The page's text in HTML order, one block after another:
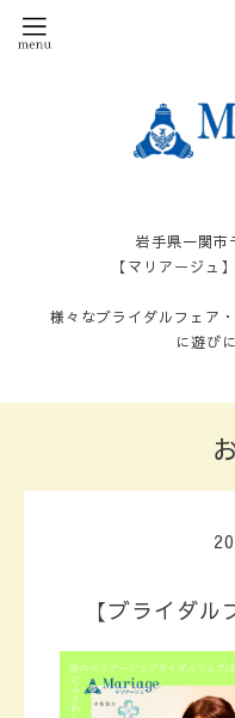
岩手県一関市
【マリアージュ
様々なブライダルフェア
に遊び
【ブライダ